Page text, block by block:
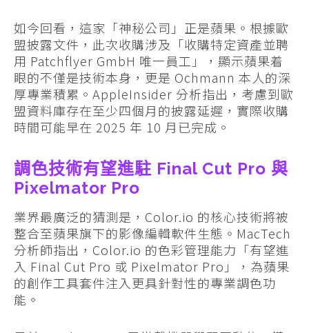
如今回看，這家「神秘公司」正是蘋果。根據歐
盟披露文件，此次收購涉及「收購特定資產並聘
用 Patchflyer GmbH 唯一員工」，顯示蘋果着
眼的不僅是技術本身，更是 Ochmann 本人的深
厚專業積累。AppleInsider 分析指出，考慮到歐
盟資料庫存在至少四個月的披露延遲，實際收購
時間可能早在 2025 年 10 月已完成。
調色技術有望進駐 Final Cut Pro 與
Pixelmator Pro
業界最廣泛的猜測是，Color.io 的核心技術將被
整合至蘋果旗下的影像編輯軟件生態。MacTech
分析師指出，Color.io 的色彩管理能力「有望進
入 Final Cut Pro 或 Pixelmator Pro」，為蘋果
的創作工具套件注入更具針對性的專業調色功
能。